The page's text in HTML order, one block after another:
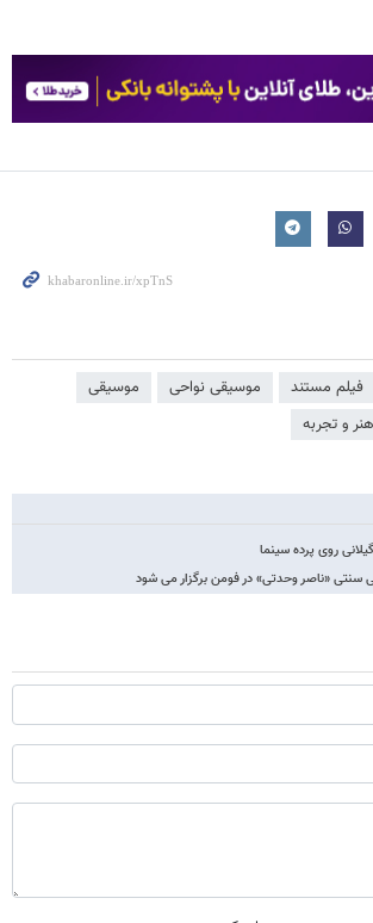
فیلم مستند موسیقی نواحی
موسیقی
و تجربه
روی پرده سینما
«ناصر وحدتی» در فومن برگزار می شود